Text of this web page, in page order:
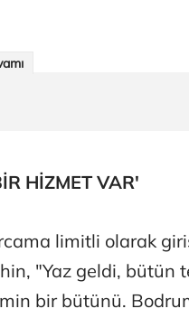
HİZMET VAR'
limitli olarak
"Yaz geldi, bütün
bir bütünü.
MİT’den